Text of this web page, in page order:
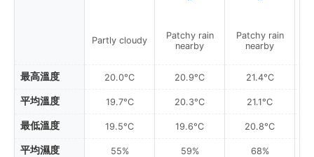
最高溫度
平均溫度
最低溫度
平均濕度
Partly cloudy
20.0°C
19.7°C
19.5°C
55%
Patchy rain
nearby
20.9°C
20.3°C
19.6°C
59%
Patchy rain
nearby
21.4°C
21.1°C
20.8°C
68%